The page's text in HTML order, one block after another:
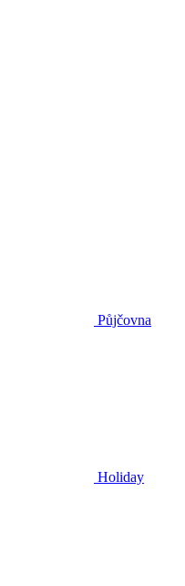
Půjčovna
Holiday